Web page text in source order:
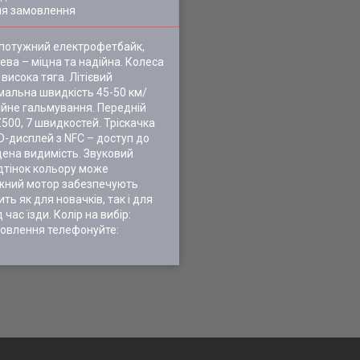
замовлення
електрофетбайк,
– міцна та надійна. Колеса
тяга. Літієвий
швидкість 45-50 км/
гальмування. Передній
7 швидкостей. Тріскачка
дисплей з NFC – доступ до
видимість. Звуковий
кольору може
мотор забезпечують
як для новачків, так і для
їзди. Колір на вибір:
телефонуйте: